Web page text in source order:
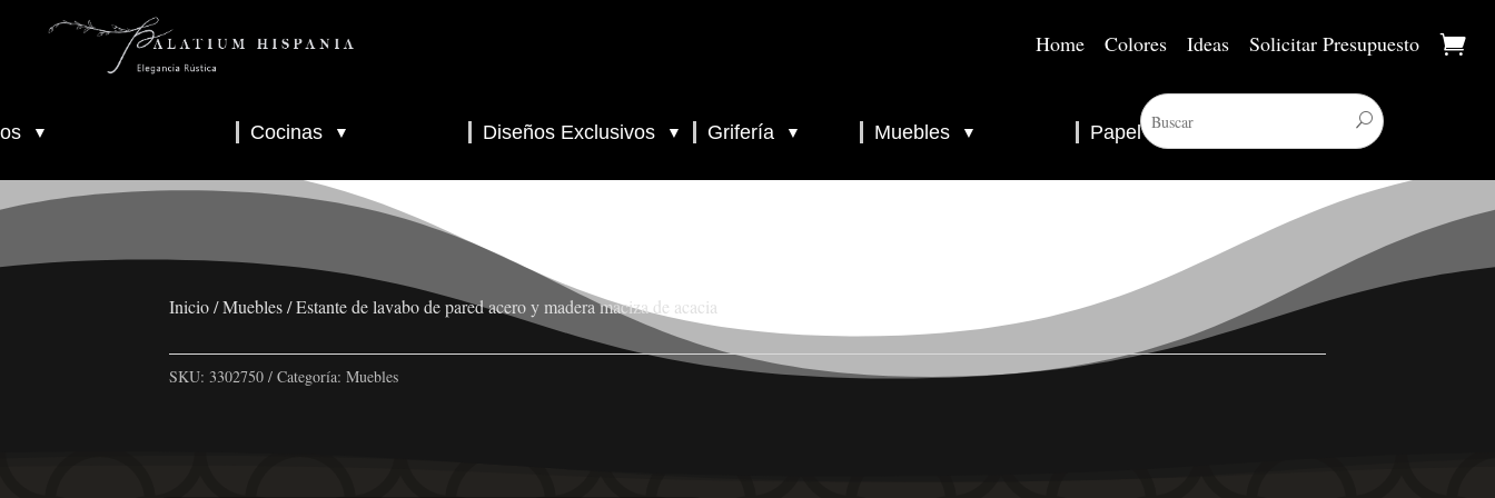
Home Colores Ideas Solicitar Presupuesto
▼
▼
Cocinas ▼ Diseños Exclusivos ▼ Grifería ▼ Muebles ▼ Papel Pintado
Inicio/Muebles/ Estante de lavabo de pared acero y madera maciza de acacia
SKU: 3302750 Categoría: Muebles